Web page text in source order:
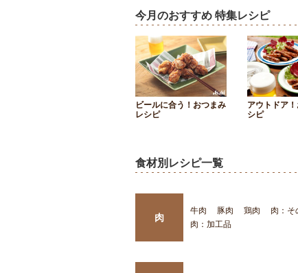
今月のおすすめ 特集レシピ
ビールに合う！おつまみ
レシピ
アウトドア
シピ
食材別レシピ一覧
肉
牛肉 豚肉 鶏肉
肉：そ
肉：加工品